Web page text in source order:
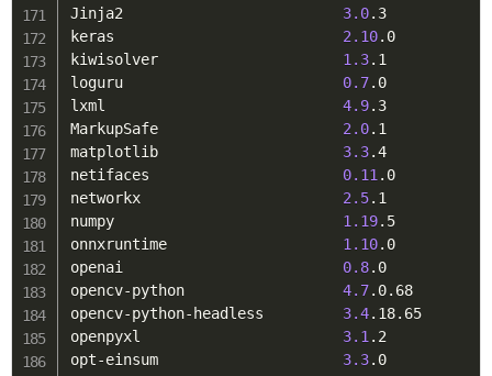
Jinja2 3.0.3
keras 2.10.0
kiwisolver 1.3.1
loguru 0.7.0
lxml 4.9.3
MarkupSafe 2.0.1
matplotlib 3.3.4
netifaces 0.11 .0
networkx 2.5.1
numpy 1.19.5
onnxruntime 1.10.0
openai 0.8.0
opencv-python 4.7.0.68
opencv-python-headless 3.4.18.65
openpyxl 3.1 .2
opt-einsum 3.3.0